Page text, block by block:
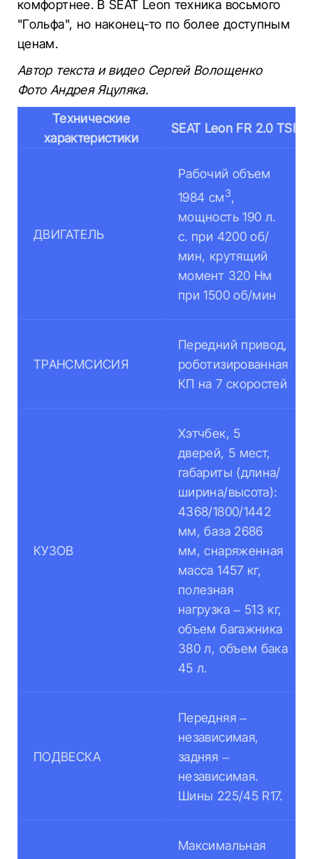
комфортнее. В SEAT Leon техника восьмого
"Гольфа", но наконец-то по более доступным
ценам.
Автор текста и видео Сергей Волощенко
Фото Андрея Яцуляка.
Технические
характеристики
SEAT Leon FR 2.0 TSI
ДВИГАТЕЛЬ
Рабочий объем
1984 см3,
мощность 190 л.
с. при 4200 об/
мин, крутящий
момент 320 Нм
при 1500 об/мин
ТРАНСМСИСИЯ
Передний привод,
роботизированная
КП на 7 скоростей
КУЗОВ
Хэтчбек, 5
дверей, 5 мест,
габариты (длина/
ширина/высота):
4368/1800/1442
мм, база 2686
мм, снаряженная
масса 1457 кг,
полезная
нагрузка – 513 кг,
объем багажника
380 л, объем бака
45 л.
ПОДВЕСКА
Передняя –
независимая,
задняя –
независимая.
Шины 225/45 R17.
Максимальная